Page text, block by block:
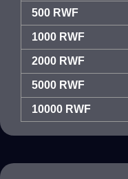
500 RWF
1000 RWF
2000 RWF
5000 RWF
10000 RWF